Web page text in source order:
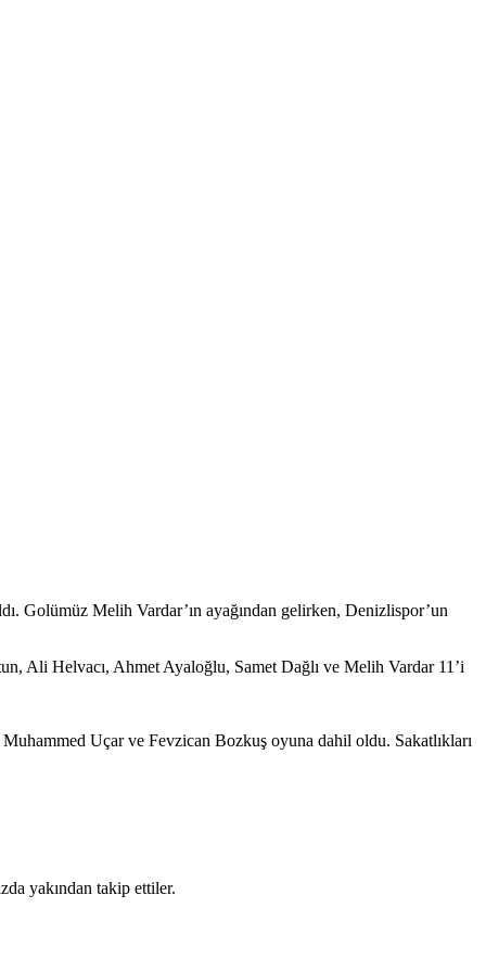
Golümüz Melih Vardar’ın ayağından gelirken, Denizlispor’un
Ali Helvacı, Ahmet Ayaloğlu, Samet Dağlı ve Melih Vardar 11’i
Uçar ve Fevzican Bozkuş oyuna dahil oldu. Sakatlıkları
yakından takip ettiler.